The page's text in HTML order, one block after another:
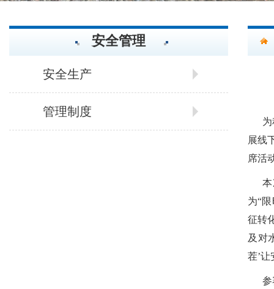
安全管理
安全生产
管理制度
展线
席活
为“
征转
及对
茬’让